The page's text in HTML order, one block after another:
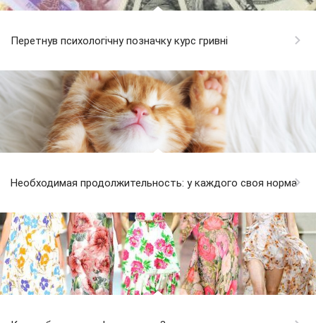
Перетнув психологічну позначку курс гривні
Необходимая продолжительность: у каждого своя норма